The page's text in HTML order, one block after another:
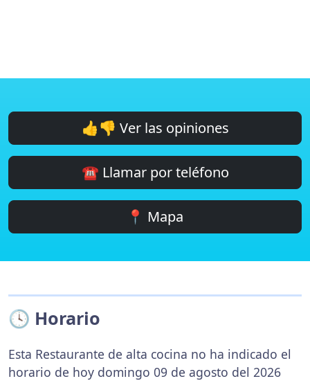
👍👎 Ver las opiniones
☎️ Llamar por teléfono
📍 Mapa
🕓 Horario
Esta Restaurante de alta cocina no ha indicado el
horario de hoy domingo 09 de agosto del 2026